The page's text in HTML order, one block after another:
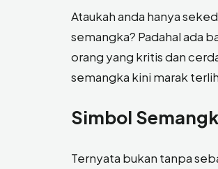
Ataukah anda hanya
semangka? Padahal ada
orang yang kritis dan
semangka kini marak
Simbol
Ternyata bukan tanpa